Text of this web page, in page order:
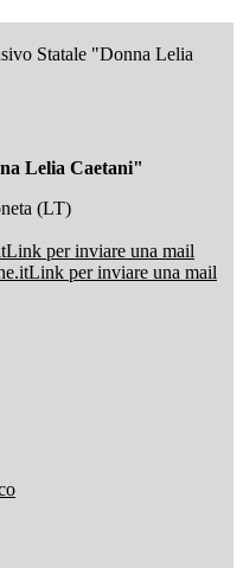
Statale "Donna Lelia
Lelia Caetani"
(LT)
Link per inviare una mail
Link per inviare una mail